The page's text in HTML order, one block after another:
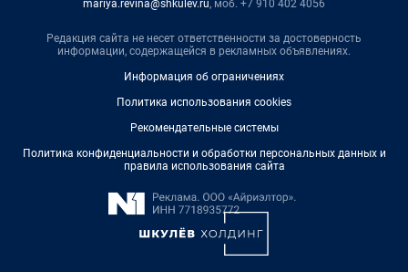
mariya.revina@shkulev.ru, моб. +7 910 402 4056
Редакция сайта не несет ответственности за достоверность
информации, содержащейся в рекламных объявлениях.
Информация об ограничениях
Политика использования cookies
Рекомендательные системы
Политика конфиденциальности и обработки персональных данных и
правила использования сайта